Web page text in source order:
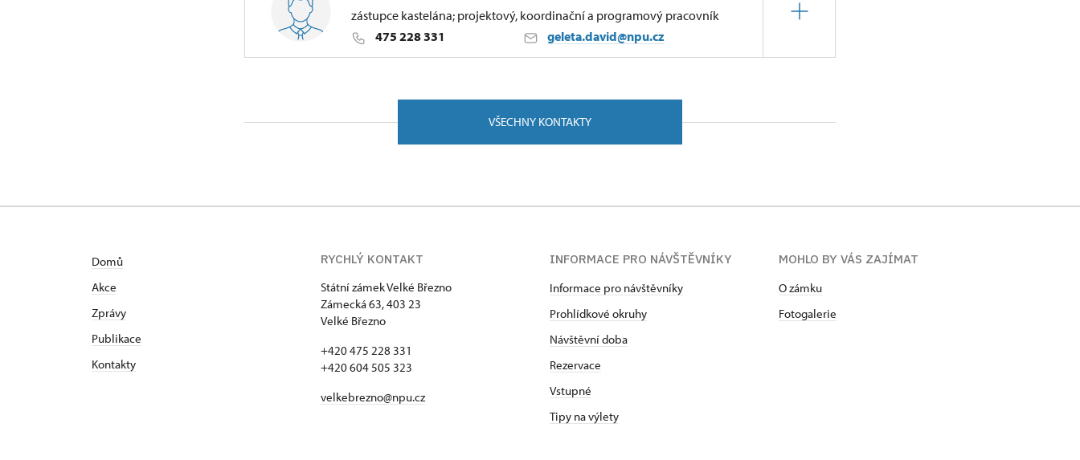
zástupce kastelána; projektový, koordinační a programový pracovník
475 228 331
geleta.david@npu.cz
Zámecká 63/, Velké Březno 40323
VŠECHNY KONTAKTY
Domů
Akce
Zprávy
Publikace
Kontakty
RYCHLÝ KONTAKT
Státní zámek Velké Březno
Zámecká 63, 403 23
Velké Březno
+420 475 228 331
+420 604 505 323
velkebrezno@npu.cz
INFORMACE PRO NÁVŠTĚVNÍKY
Informace pro návštěvníky
Prohlídkové okruhy
Návštěvní doba
Rezervace
Vstupné
Tipy na výlety
MOHLO BY VÁS ZAJÍMAT
O zámku
Fotogalerie